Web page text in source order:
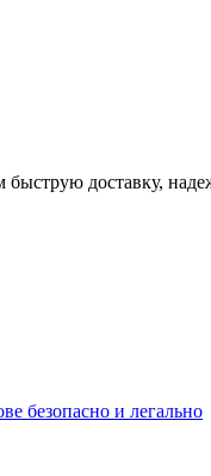
доставку,
безопасно и легально